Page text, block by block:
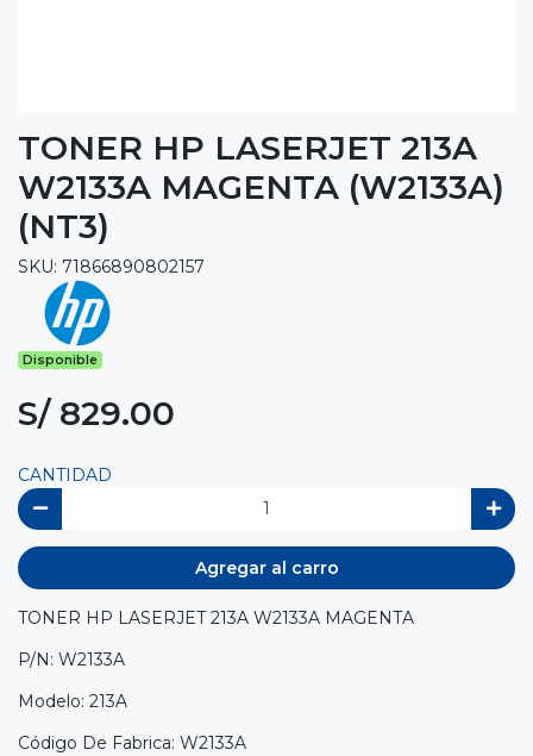
TONER HP LASERJET 213A
W2133A MAGENTA (W2133A)
(NT3)
SKU: 71866890802157
Disponible
S/ 829.00
CANTIDAD
Agregar al carro
TONER HP LASERJET 213A W2133A MAGENTA
P/N: W2133A
Modelo: 213A
Código De Fabrica: W2133A